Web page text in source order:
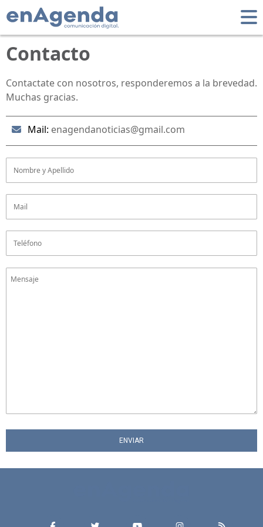
Contacto
Contactate con nosotros, responderemos a la brevedad.
Muchas gracias.
Mail: enagendanoticias@gmail.com
ENVIAR